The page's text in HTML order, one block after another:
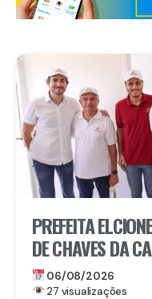
PREFEITA
DE CHAVES DA
PROGRAMA
06/08/2026
27 visualizações